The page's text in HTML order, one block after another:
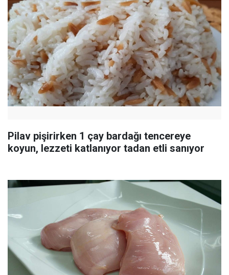
Pilav pişirirken 1 çay bardağı tencereye
koyun, lezzeti katlanıyor tadan etli sanıyor